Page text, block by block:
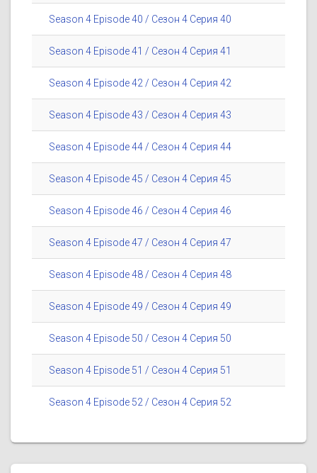
Season 4 Episode 40 / Сезон 4 Серия 40
Season 4 Episode 41 / Сезон 4 Серия 41
Season 4 Episode 42 / Сезон 4 Серия 42
Season 4 Episode 43 / Сезон 4 Серия 43
Season 4 Episode 44 / Сезон 4 Серия 44
Season 4 Episode 45 / Сезон 4 Серия 45
Season 4 Episode 46 / Сезон 4 Серия 46
Season 4 Episode 47 / Сезон 4 Серия 47
Season 4 Episode 48 / Сезон 4 Серия 48
Season 4 Episode 49 / Сезон 4 Серия 49
Season 4 Episode 50 / Сезон 4 Серия 50
Season 4 Episode 51 / Сезон 4 Серия 51
Season 4 Episode 52 / Сезон 4 Серия 52